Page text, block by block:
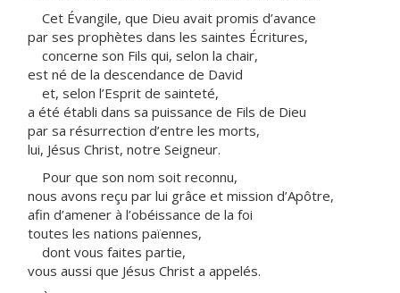
Cet Évangile, que Dieu avait promis d’avance
par ses prophètes dans les saintes Écritures,
concerne son Fils qui, selon la chair,
est né de la descendance de David
et, selon l’Esprit de sainteté,
a été établi dans sa puissance de Fils de Dieu
par sa résurrection d’entre les morts,
lui, Jésus Christ, notre Seigneur.
Pour que son nom soit reconnu,
nous avons reçu par lui grâce et mission d’Apôtre,
afin d’amener à l’obéissance de la foi
toutes les nations païennes,
dont vous faites partie,
vous aussi que Jésus Christ a appelés.